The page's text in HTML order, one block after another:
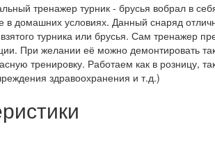
тренажер турник - брусья вобрал в
домашних условиях. Данный снаряд
турника или брусья. Сам тренажер
При желании её можно демонтировать
тренировку. Работаем как в розницу,
здравоохранения и т.д.)